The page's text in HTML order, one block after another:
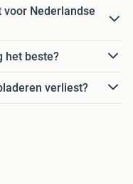
Nederlandse
het beste?
verliest?